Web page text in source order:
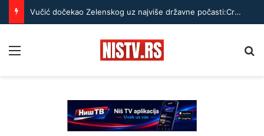
Vučić dočekao Zelenskog uz najviše državne počasti:Crveni tepih, Garda i himne, pa razgovor oči u oči u Palati Srbija